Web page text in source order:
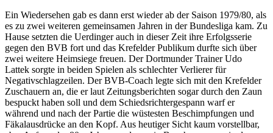
Ein Wiedersehen gab es dann erst wieder ab der Saison 1979/80, als
es zu zwei weiteren gemeinsamen Jahren in der Bundesliga kam. Zu
Hause setzten die Uerdinger auch in dieser Zeit ihre Erfolgsserie
gegen den BVB fort und das Krefelder Publikum durfte sich über
zwei weitere Heimsiege freuen. Der Dortmunder Trainer Udo
Lattek sorgte in beiden Spielen als schlechter Verlierer für
Negativschlagzeilen. Der BVB-Coach legte sich mit den Krefelder
Zuschauern an, die er laut Zeitungsberichten sogar durch den Zaun
bespuckt haben soll und dem Schiedsrichtergespann warf er
während und nach der Partie die wüstesten Beschimpfungen und
Fäkalausdrücke an den Kopf. Aus heutiger Sicht kaum vorstellbar,